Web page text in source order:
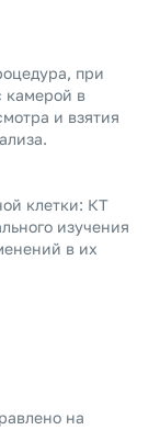
при
камерой в
и взятия
клетки: КТ
изучения
в их
на